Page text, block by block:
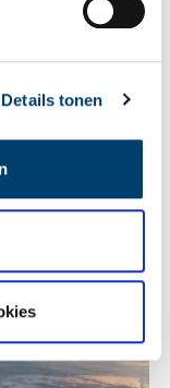
Details tonen